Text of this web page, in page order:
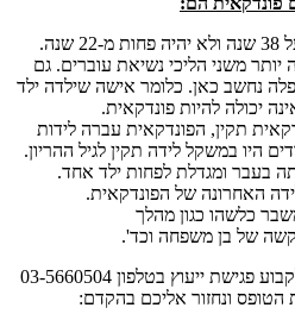
משני הליכי נשיאת עוברים. גם
נחשב כאן. כלומר אישה שילדה ילד
יכולה להיות פונדקאית.
תקין, הפונדקאית עברה לידות
היו במשקל לידה תקין לגיל ההריון.
בעבר ומגדלת לפחות ילד אחד.
האחרונה של הפונדקאית.
כלשהו כגון מהלך
קשה של בן משפחה וכד'.
רוצה להיות פונדקאית? אפשר לקבוע פגישת ייעוץ בטלפון 03-5660504